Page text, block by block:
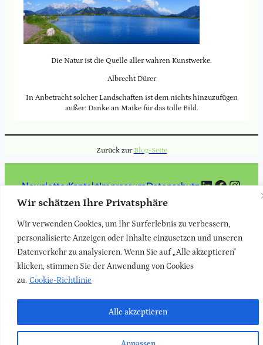
Wir schätzen Ihre Privatsphäre
Wir verwenden Cookies, um Ihr Surferlebnis zu verbessern,
personalisierte Anzeigen oder Inhalte einzusetzen und unseren
Datenverkehr zu analysieren. Wenn Sie auf „Alle akzeptieren"
klicken, stimmen Sie der Anwendung von Cookies
zu. Cookie-Richtlinie
Alle akzeptieren
Die Natur ist die Quelle aller wahren Kunstwerke.
Albrecht Dürer
In Anbetracht solcher Landschaften ist dem nichts hinzuzufügen
außer: Danke an Maike für das tolle Bild.
Zurück zurBlog-Seite
NewsletterKontaktImpressumDatenschutzLinkedIn